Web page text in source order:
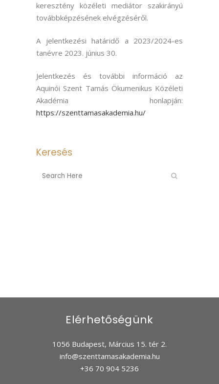
keresztény közéleti mediátor szakirányú
továbbképzésének elvégzéséről.
A jelentkezési határidő a 2023/2024-es
tanévre 2023. június 30.
Jelentkezés és további információ az
Aquinói Szent Tamás Ökumenikus Közéleti
Akadémia honlapján:
https://szenttamasakademia.hu/
Keresés
Elérhetőségünk
1056 Budapest, Március 15. tér 2.
info@szenttamasakademia.hu
+36 70 904 5236